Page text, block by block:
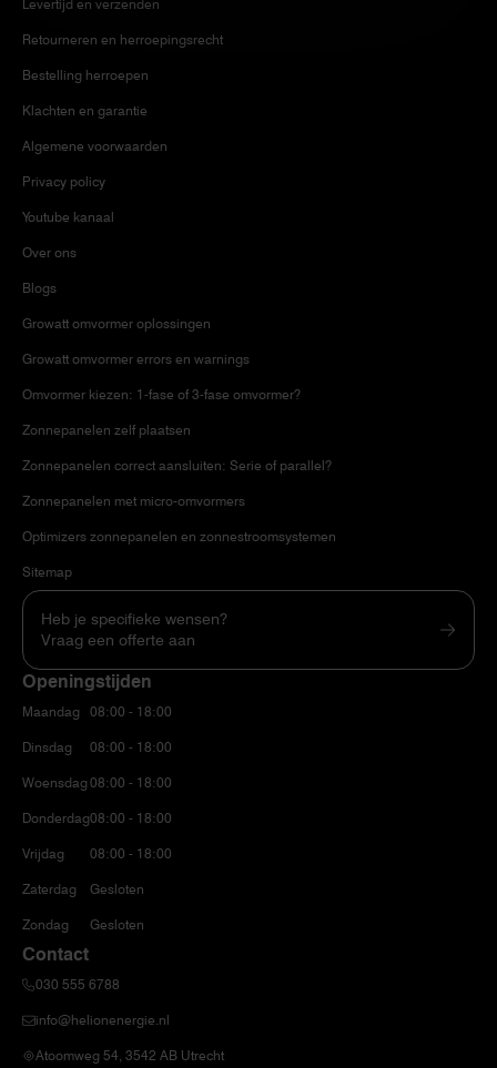
Levertijd en verzenden
Retourneren en herroepingsrecht
Bestelling herroepen
Klachten en garantie
Algemene voorwaarden
Privacy policy
Youtube kanaal
Over ons
Blogs
Growatt omvormer oplossingen
Growatt omvormer errors en warnings
Omvormer kiezen: 1-fase of 3-fase omvormer?
Zonnepanelen zelf plaatsen
Zonnepanelen correct aansluiten: Serie of parallel?
Zonnepanelen met micro-omvormers
Optimizers zonnepanelen en zonnestroomsystemen
Sitemap
Heb je specifieke wensen?
Vraag een offerte aan
Openingstijden
Maandag
Dinsdag
Woensdag
Donderdag
Vrijdag
Zaterdag
Zondag
08:00 - 18:00
08:00 - 18:00
08:00 - 18:00
08:00 - 18:00
08:00 - 18:00
Gesloten
Gesloten
Contact
030 555 6788
info@helionenergie.nl
Atoomweg 54, 3542 AB Utrecht